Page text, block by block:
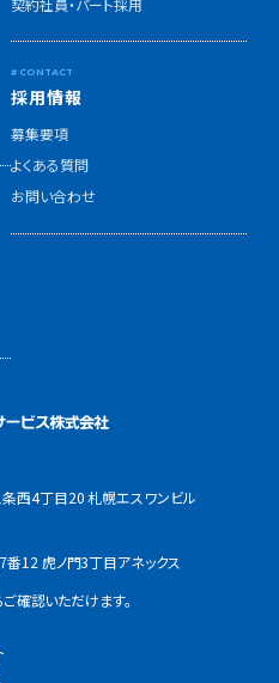
西4丁目20 札幌エスワンビル
12 虎ノ門3丁目アネックス
確認いただけます。
採用情報
募集要項
よくある質問
お問い合わせ